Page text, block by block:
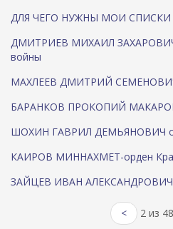
ДЛЯ ЧЕГО НУЖНЫ МОИ СПИСКИ
ДМИТРИЕВ МИХАИЛ
войны
МАХЛЕЕВ ДМИТРИЙ
БАРАНКОВ ПРОКОПИЙ
ШОХИН ГАВРИЛ ДЕМЬЯНОВИЧ
КАИРОВ МИННАХМЕТ-орден
ЗАЙЦЕВ ИВАН АЛЕКСАНДРОВИЧ
< 2 из